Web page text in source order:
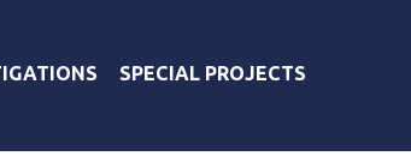
SPECIAL PROJECTS